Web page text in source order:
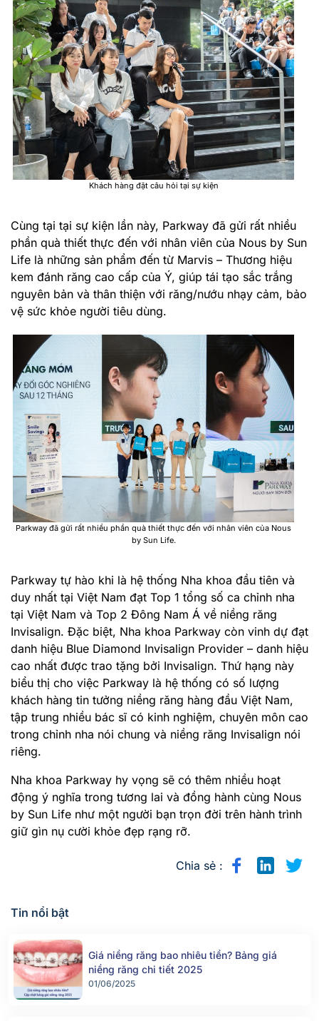
Khách hàng đặt câu hỏi tại sự kiện
Cùng tại tại sự kiện lần này, Parkway đã gửi rất nhiều
phần quà thiết thực đến với nhân viên của Nous by Sun
Life là những sản phẩm đến từ Marvis – Thương hiệu
kem đánh răng cao cấp của Ý, giúp tái tạo sắc trắng
nguyên bản và thân thiện với răng/nướu nhạy cảm, bảo
vệ sức khỏe người tiêu dùng.
Parkway đã gửi rất nhiều phần quà thiết thực đến với nhân viên của Nous
by Sun Life.
Parkway tự hào khi là hệ thống Nha khoa đầu tiên và
duy nhất tại Việt Nam đạt Top 1 tổng số ca chỉnh nha
tại Việt Nam và Top 2 Đông Nam Á về niềng răng
Invisalign. Đặc biệt, Nha khoa Parkway còn vinh dự đạt
danh hiệu Blue Diamond Invisalign Provider – danh hiệu
cao nhất được trao tặng bởi Invisalign. Thứ hạng này
biểu thị cho việc Parkway là hệ thống có số lượng
khách hàng tin tưởng niềng răng hàng đầu Việt Nam,
tập trung nhiều bác sĩ có kinh nghiệm, chuyên môn cao
trong chỉnh nha nói chung và niềng răng Invisalign nói
riêng.
Nha khoa Parkway hy vọng sẽ có thêm nhiều hoạt
động ý nghĩa trong tương lai và đồng hành cùng Nous
by Sun Life như một người bạn trọn đời trên hành trình
giữ gìn nụ cười khỏe đẹp rạng rỡ.
Chia sẻ :
Tin nổi bật
Giá niềng răng bao nhiêu tiền? Bảng giá
niềng răng chi tiết 2025
01/06/2025